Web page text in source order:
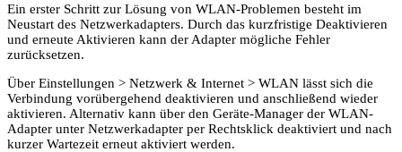
Ein erster Schritt zur Lösung von WLAN-Problemen besteht im
Neustart des Netzwerkadapters. Durch das kurzfristige Deaktivieren
und erneute Aktivieren kann der Adapter mögliche Fehler
zurücksetzen.
Über Einstellungen > Netzwerk & Internet > WLAN lässt sich die
Verbindung vorübergehend deaktivieren und anschließend wieder
aktivieren. Alternativ kann über den Geräte-Manager der WLAN-
Adapter unter Netzwerkadapter per Rechtsklick deaktiviert und nach
kurzer Wartezeit erneut aktiviert werden.